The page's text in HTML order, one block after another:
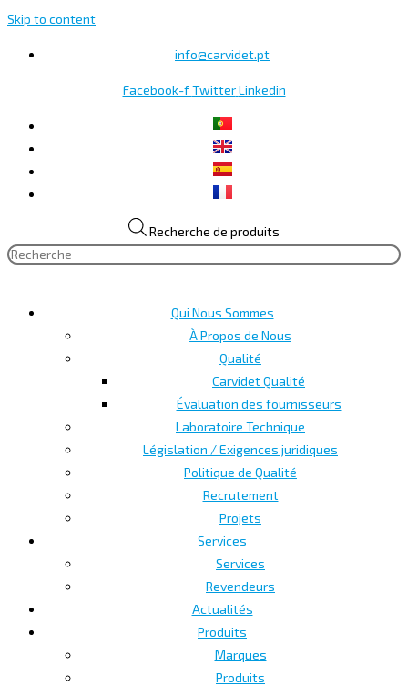
Skip to content
info@carvidet.pt
Facebook-f Twitter Linkedin
Recherche de produits
Qui Nous Sommes
À Propos de Nous
Qualité
Carvidet Qualité
Évaluation des fournisseurs
Laboratoire Technique
Législation / Exigences juridiques
Politique de Qualité
Recrutement
Projets
Services
Services
Revendeurs
Actualités
Produits
Marques
Produits